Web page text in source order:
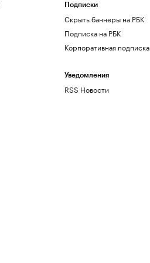
Подписки
Скрыть баннеры на РБК
Подписка на РБК
Корпоративная подписка
Уведомления
RSS Новости